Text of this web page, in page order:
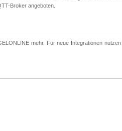
Broker angeboten.
mehr. Für neue Integrationen